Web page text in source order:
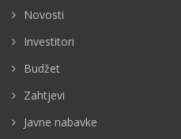
Novosti
Investitori
Budžet
Zahtjevi
Javne nabavke